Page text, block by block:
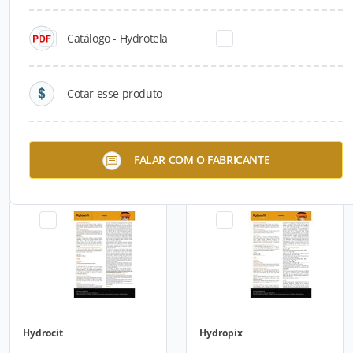
Catálogo - Hydrotela
Cotar esse produto
FALAR COM O FABRICANTE
Resina Alta Performance
Hydrocit Hydropix